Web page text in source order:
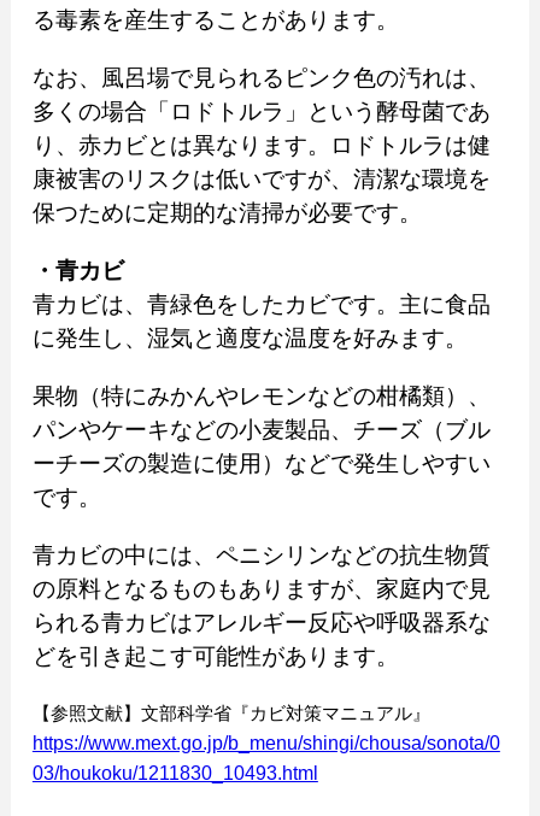
る毒素を産生することがあります。
なお、風呂場で見られるピンク色の汚れは、
多くの場合「ロドトルラ」という酵母菌であ
り、赤カビとは異なります。ロドトルラは健
康被害のリスクは低いですが、清潔な環境を
保つために定期的な清掃が必要です。
・青カビ
青カビは、青緑色をしたカビです。主に食品
に発生し、湿気と適度な温度を好みます。
果物（特にみかんやレモンなどの柑橘類）、
パンやケーキなどの小麦製品、チーズ（ブル
ーチーズの製造に使用）などで発生しやすい
です。
青カビの中には、ペニシリンなどの抗生物質
の原料となるものもありますが、家庭内で見
られる青カビはアレルギー反応や呼吸器系な
どを引き起こす可能性があります。
【参照文献】文部科学省『カビ対策マニュアル』
https://www.mext.go.jp/b_menu/shingi/chousa/sonota/0
03/houkoku/1211830_10493.html